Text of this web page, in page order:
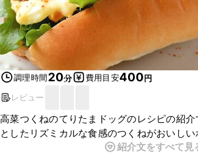
調理時間 20分 費用目安400円
レビュー
高菜つくねのてりたまドッグのレシピの紹
としたリズミカルな食感のつくねがおいし
しょっぱい照り焼きに濃厚タルタルソースよ
紹介文をすべて見